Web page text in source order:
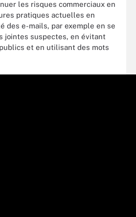
les risques commerciaux en
pratiques actuelles en
des e-mails, par exemple en se
jointes suspectes, en évitant
et en utilisant des mots